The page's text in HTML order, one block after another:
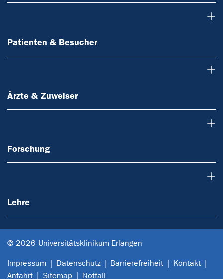
Patienten & Besucher
Ärzte & Zuweiser
Forschung
Lehre
© 2026 Universitätsklinikum Erlangen
Impressum Datenschutz Barrierefreiheit
Kontakt
Anfahrt
Sitemap Notfall